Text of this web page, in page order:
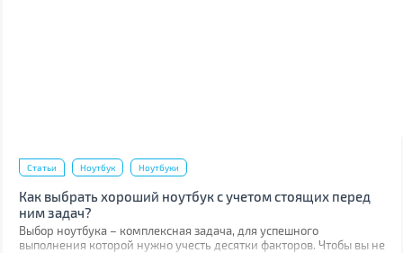
Статьи Ноутбук Ноутбуки
Как выбрать хороший ноутбук с учетом стоящих перед
ним задач?
Выбор ноутбука – комплексная задача, для успешного
выполнения которой нужно учесть десятки факторов. Чтобы вы не